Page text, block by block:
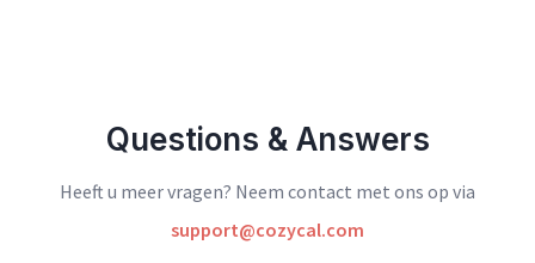
Questions & Answers
Heeft u meer vragen? Neem contact met ons op via
support@cozycal.com